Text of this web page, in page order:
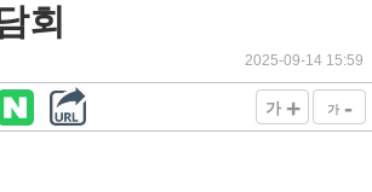
회
2025-09-14 15:59
가 + 가 -